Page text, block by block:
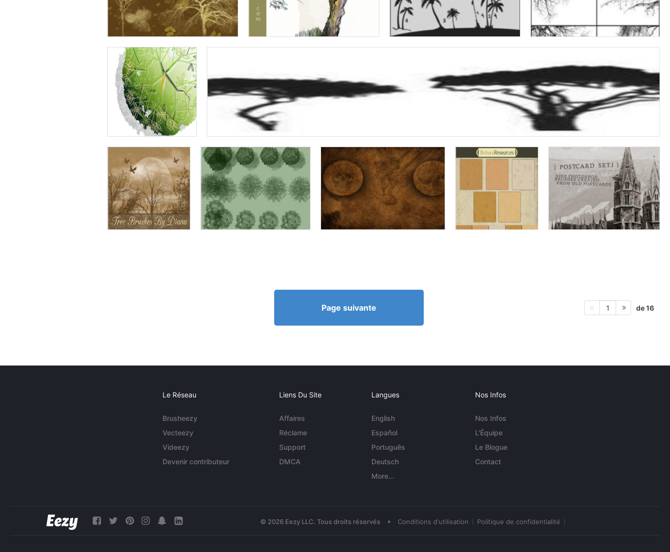
Page suivante 1 de 16
Le Réseau
Brusheezy
Vecteezy
Videezy
Devenir contributeur
Liens Du Site
Affaires
Réclame
Support
DMCA
Langues
English
Español
Português
Deutsch
More...
Nos Infos
Nos Infos
L'Équipe
Le Blogue
Contact
© 2026 Eezy LLC. Tous droits réservés • Conditions d'utilisation Politique de confidentialité